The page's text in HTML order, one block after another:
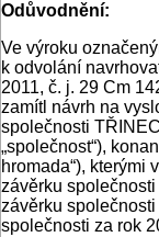
Odůvodnění:
Ve výroku
k odvolání
2011, č. j. 29 Cm
zamítl návrh na
společnosti
„společnost“),
hromada“), kterými
závěrku
závěrku
společnosti za rok